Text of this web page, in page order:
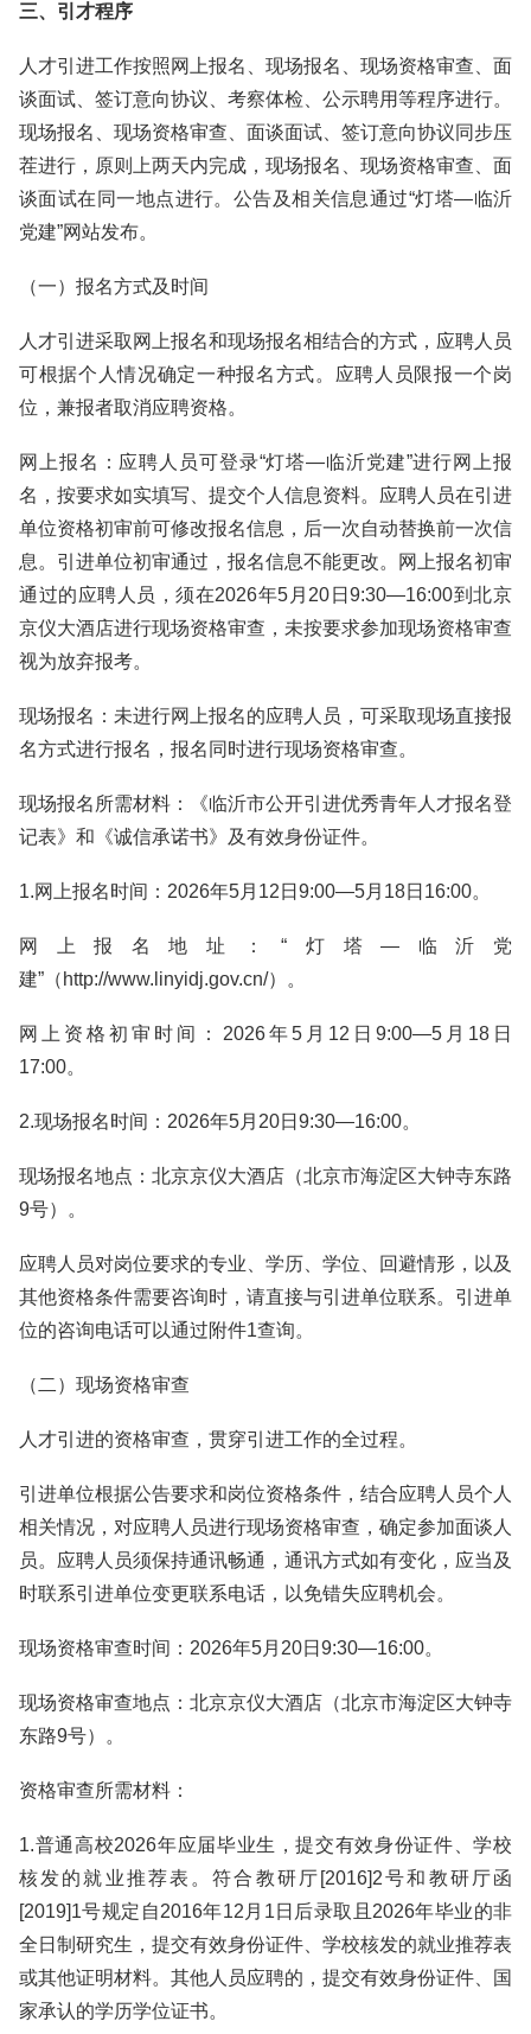
三、引才程序
人才引进工作按照网上报名、现场报名、现场资格审查、面
谈面试、签订意向协议、考察体检、公示聘用等程序进行。
现场报名、现场资格审查、面谈面试、签订意向协议同步压
茬进行，原则上两天内完成，现场报名、现场资格审查、面
谈面试在同一地点进行。公告及相关信息通过“灯塔—临沂
党建”网站发布。
（一）报名方式及时间
人才引进采取网上报名和现场报名相结合的方式，应聘人员
可根据个人情况确定一种报名方式。应聘人员限报一个岗
位，兼报者取消应聘资格。
网上报名：应聘人员可登录“灯塔—临沂党建”进行网上报
名，按要求如实填写、提交个人信息资料。应聘人员在引进
单位资格初审前可修改报名信息，后一次自动替换前一次信
息。引进单位初审通过，报名信息不能更改。网上报名初审
通过的应聘人员，须在2026年5月20日9:30—16:00到北京
京仪大酒店进行现场资格审查，未按要求参加现场资格审查
视为放弃报考。
现场报名：未进行网上报名的应聘人员，可采取现场直接报
名方式进行报名，报名同时进行现场资格审查。
现场报名所需材料：《临沂市公开引进优秀青年人才报名登
记表》和《诚信承诺书》及有效身份证件。
1.网上报名时间：2026年5月12日9:00—5月18日16:00。
网上报名地址：“灯塔—临沂党
建”（http://www.linyidj.gov.cn/）。
网上资格初审时间：2026年5月12日9:00—5月18日
17:00。
2.现场报名时间：2026年5月20日9:30—16:00。
现场报名地点：北京京仪大酒店（‌北京市海淀区大钟寺东路
9号）。
应聘人员对岗位要求的专业、学历、学位、回避情形，以及
其他资格条件需要咨询时，请直接与引进单位联系。引进单
位的咨询电话可以通过附件1查询。
（二）现场资格审查
人才引进的资格审查，贯穿引进工作的全过程。
引进单位根据公告要求和岗位资格条件，结合应聘人员个人
相关情况，对应聘人员进行现场资格审查，确定参加面谈人
员。应聘人员须保持通讯畅通，通讯方式如有变化，应当及
时联系引进单位变更联系电话，以免错失应聘机会。
现场资格审查时间：2026年5月20日9:30—16:00。
现场资格审查地点：北京京仪大酒店（‌北京市海淀区大钟寺
东路9号）。
资格审查所需材料：
1.普通高校2026年应届毕业生，提交有效身份证件、学校
核发的就业推荐表。符合教研厅[2016]2号和教研厅函
[2019]1号规定自2016年12月1日后录取且2026年毕业的非
全日制研究生，提交有效身份证件、学校核发的就业推荐表
或其他证明材料。其他人员应聘的，提交有效身份证件、国
家承认的学历学位证书。